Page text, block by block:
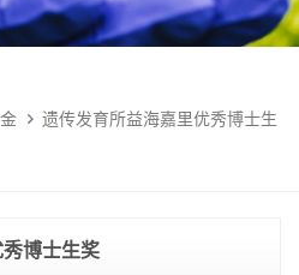
遗传发育所益海嘉里优秀博士生
博士生奖